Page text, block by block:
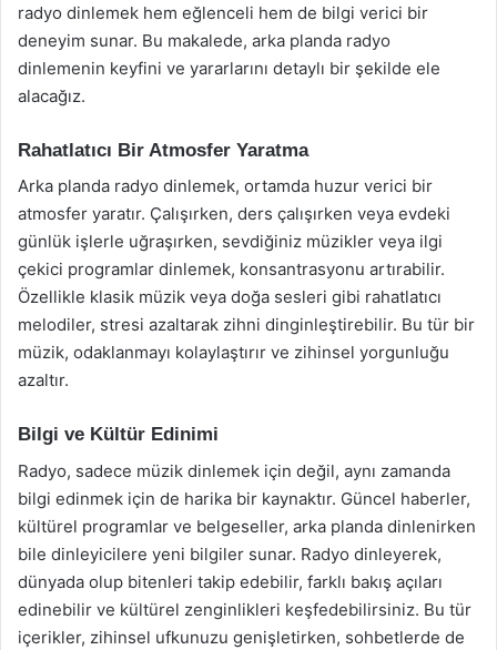
radyo dinlemek hem eğlenceli hem de bilgi verici bir
deneyim sunar. Bu makalede, arka planda radyo
dinlemenin keyfini ve yararlarını detaylı bir şekilde ele
alacağız.
Rahatlatıcı Bir Atmosfer Yaratma
Arka planda radyo dinlemek, ortamda huzur verici bir
atmosfer yaratır. Çalışırken, ders çalışırken veya evdeki
günlük işlerle uğraşırken, sevdiğiniz müzikler veya ilgi
çekici programlar dinlemek, konsantrasyonu artırabilir.
Özellikle klasik müzik veya doğa sesleri gibi rahatlatıcı
melodiler, stresi azaltarak zihni dinginleştirebilir. Bu tür bir
müzik, odaklanmayı kolaylaştırır ve zihinsel yorgunluğu
azaltır.
Bilgi ve Kültür Edinimi
Radyo, sadece müzik dinlemek için değil, aynı zamanda
bilgi edinmek için de harika bir kaynaktır. Güncel haberler,
kültürel programlar ve belgeseller, arka planda dinlenirken
bile dinleyicilere yeni bilgiler sunar. Radyo dinleyerek,
dünyada olup bitenleri takip edebilir, farklı bakış açıları
edinebilir ve kültürel zenginlikleri keşfedebilirsiniz. Bu tür
içerikler, zihinsel ufkunuzu genişletirken, sohbetlerde de